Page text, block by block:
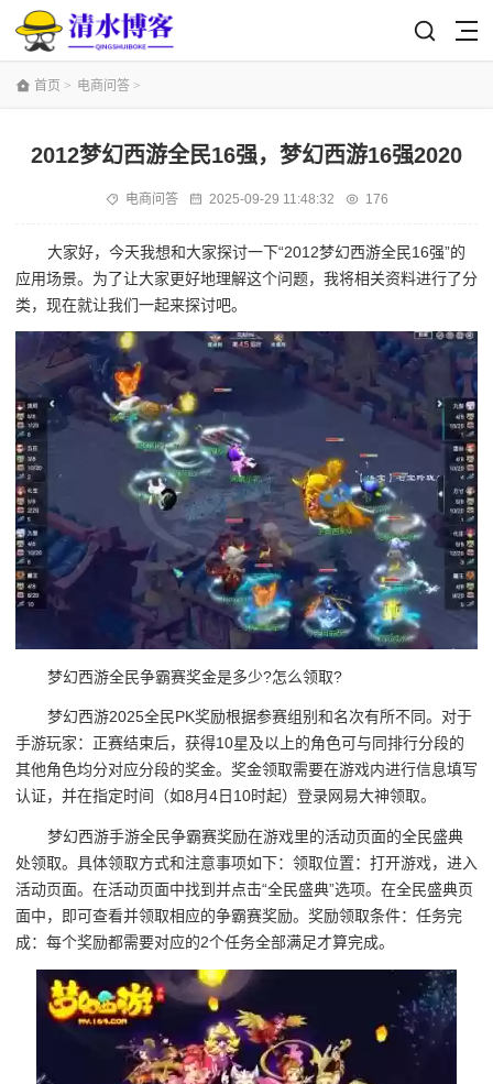
首页 > 电商问答 >
2012梦幻西游全民16强，梦幻西游16强2020
电商问答 2025-09-29 11:48:32 176
大家好，今天我想和大家探讨一下“2012梦幻西游全民16强”的
应用场景。为了让大家更好地理解这个问题，我将相关资料进行了分
类，现在就让我们一起来探讨吧。
梦幻西游全民争霸赛奖金是多少?怎么领取?
梦幻西游2025全民PK奖励根据参赛组别和名次有所不同。对于
手游玩家：正赛结束后，获得10星及以上的角色可与同排行分段的
其他角色均分对应分段的奖金。奖金领取需要在游戏内进行信息填写
认证，并在指定时间（如8月4日10时起）登录网易大神领取。
梦幻西游手游全民争霸赛奖励在游戏里的活动页面的全民盛典
处领取。具体领取方式和注意事项如下：领取位置：打开游戏，进入
活动页面。在活动页面中找到并点击“全民盛典”选项。在全民盛典页
面中，即可查看并领取相应的争霸赛奖励。奖励领取条件：任务完
成：每个奖励都需要对应的2个任务全部满足才算完成。